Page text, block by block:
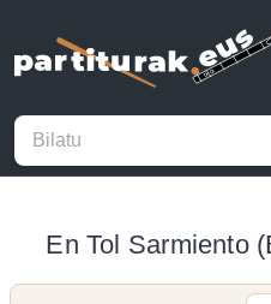
En Tol Sarmiento